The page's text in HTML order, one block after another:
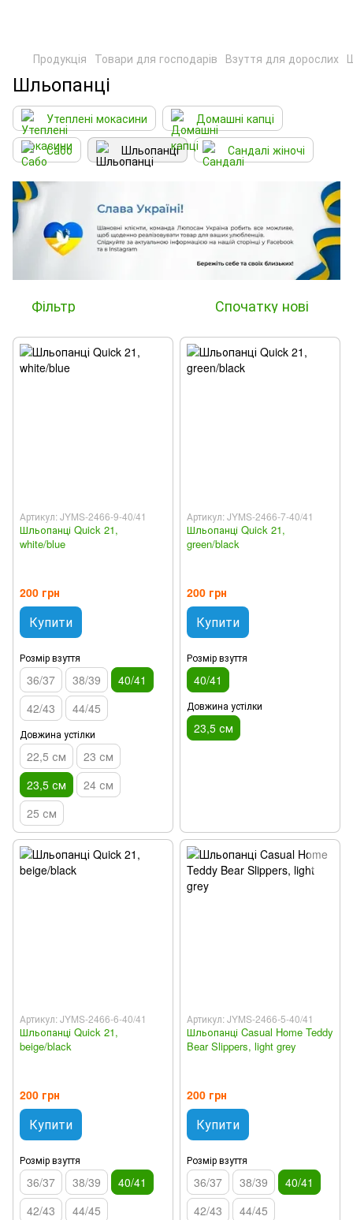
Продукція Товари для господарів Взуття для дорослих
Шльопанці
Утеплені мокасини
Домашні капці
Сабо
Шльопанці Сандалі жіночі
Фільтр Спочатку нові
Артикул: JYMS-2466-9-40/41
Шльопанці Quick 21,
white/blue
200 грн
Купити
Розмір взуття
36/37 38/39
40/41
42/43
44/45
Довжина устілки
22,5 см
23 см
23,5 см
24 см
25 см
Артикул: JYMS-2466-7-40/41
Шльопанці Quick 21,
green/black
200 грн
Купити
Розмір взуття
40/41
Довжина устілки
23,5 см
Артикул: JYMS-2466-6-40/41
Шльопанці Quick 21,
beige/black
200 грн
Купити
Розмір взуття
36/37 38/39
40/41
42/43
44/45
Артикул: JYMS-2466-5-40/41
Шльопанці Casual Home Teddy
Bear Slippers, light grey
200 грн
Купити
Розмір взуття
36/37 38/39
40/41
42/43
44/45